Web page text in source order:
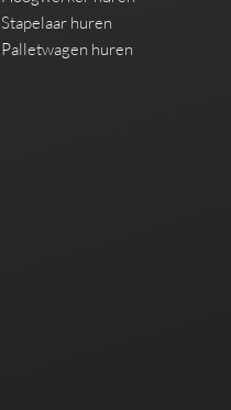
Stapelaar huren
Palletwagen huren